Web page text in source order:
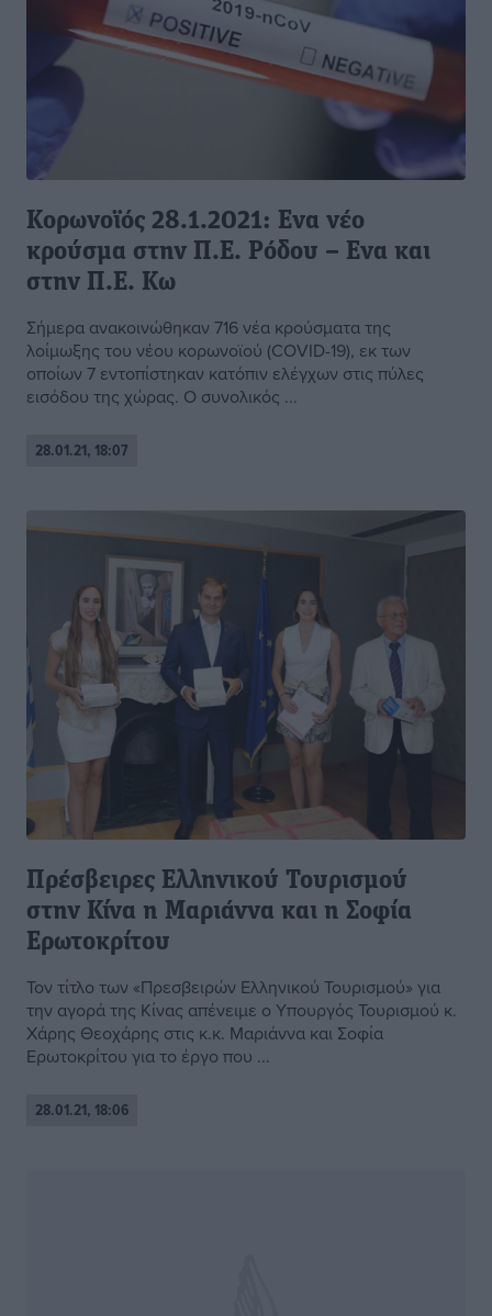
Κορωνοϊός 28.1.2021: Ενα νέο
κρούσμα στην Π.Ε. Ρόδου – Ενα και
στην Π.Ε. Κω
Σήμερα ανακοινώθηκαν 716 νέα κρούσματα της
λοίμωξης του νέου κορωνοϊού (COVID-19), εκ των
οποίων 7 εντοπίστηκαν κατόπιν ελέγχων στις πύλες
εισόδου της χώρας. Ο συνολικός ...
28.01.21, 18:07
Πρέσβειρες Ελληνικού Τουρισμού
στην Κίνα η Μαριάννα και η Σοφία
Ερωτοκρίτου
Τον τίτλο των «Πρεσβειρών Ελληνικού Τουρισμού» για
την αγορά της Κίνας απένειμε ο Yπουργός Τουρισμού κ.
Χάρης Θεοχάρης στις κ.κ. Μαριάννα και Σοφία
Ερωτοκρίτου για το έργο που ...
28.01.21, 18:06